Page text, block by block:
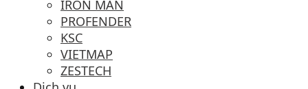
IRON MAN
PROFENDER
KSC
VIETMAP
ZESTECH